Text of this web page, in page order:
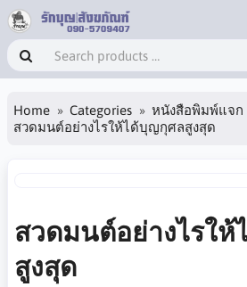
Home Categories
หนังสือพิมพ์แจก
สวดมนต์อย่างไรให้ได้บุญกุศลสูงสุด
สวดมนต์อย่างไรใ
สูงสุด